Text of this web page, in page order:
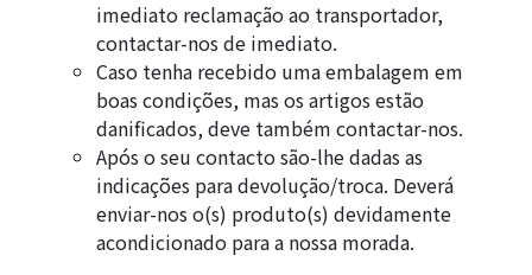
imediato reclamação ao transportador,
contactar-nos de imediato.
Caso tenha recebido uma embalagem em
boas condições, mas os artigos estão
danificados, deve também contactar-nos.
Após o seu contacto são-lhe dadas as
indicações para devolução/troca. Deverá
enviar-nos o(s) produto(s) devidamente
acondicionado para a nossa morada.